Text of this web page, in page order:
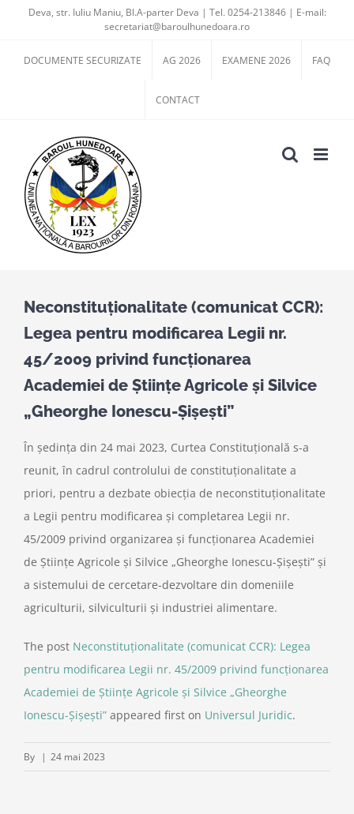
content
Deva, str. Iuliu Maniu, Bl.A-parter Deva | Tel. 0254-213846 | E-mail:
secretariat@baroulhunedoara.ro
DOCUMENTE SECURIZATE AG 2026 EXAMENE 2026 FAQ
CONTACT
Neconstituționalitate (comunicat CCR):
Legea pentru modificarea Legii nr.
45/2009 privind funcționarea
Academiei de Științe Agricole și Silvice
„Gheorghe Ionescu-Șișești”
În ședința din 24 mai 2023, Curtea Constituțională s-a
reunit, în cadrul controlului de constituționalitate a
priori, pentru a dezbate obiecția de neconstituționalitate
a Legii pentru modificarea și completarea Legii nr.
45/2009 privind organizarea și funcționarea Academiei
de Științe Agricole și Silvice „Gheorghe Ionescu-Șișești” și
a sistemului de cercetare-dezvoltare din domeniile
agriculturii, silviculturii și industriei alimentare.
The post Neconstituționalitate (comunicat CCR): Legea
pentru modificarea Legii nr. 45/2009 privind funcționarea
Academiei de Științe Agricole și Silvice „Gheorghe
Ionescu-Șișești” appeared first on Universul Juridic.
By | 24 mai 2023